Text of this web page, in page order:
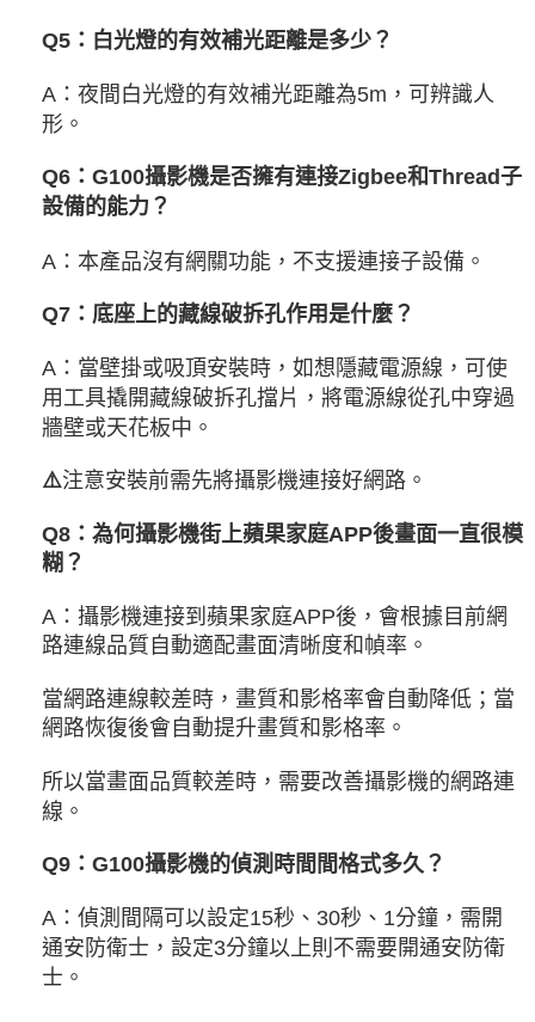
Q5：白光燈的有效補光距離是多少？
A：夜間白光燈的有效補光距離為5m，可辨識人
形。
Q6：G100攝影機是否擁有連接Zigbee和Thread子
設備的能力？
A：本產品沒有網關功能，不支援連接子設備。
Q7：底座上的藏線破拆孔作用是什麼 ？
A：當壁掛或吸頂安裝時，如想隱藏電源線，可使
用工具撬開藏線破拆孔擋片，將電源線從孔中穿過
牆壁或天花板中。
⚠️注意安裝前需先將攝影機連接好網路。
Q8：為何攝影機街上蘋果家庭APP後畫面一直很模
糊？
A：攝影機連接到蘋果家庭APP後，會根據目前網
路連線品質自動適配畫面清晰度和幀率。
當網路連線較差時，畫質和影格率會自動降低； 當
網路恢復後會自動提升畫質和影格率。
所以當畫面品質較差時，需要改善攝影機的網路連
線。
Q9：G100攝影機的偵測時間間格式多久？
A：偵測間隔可以設定15秒、30秒、1分鐘，需開
通安防衛士，設定3分鐘以上則不需要開通安防衛
士。